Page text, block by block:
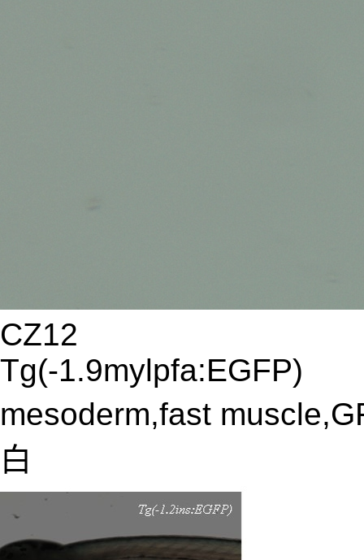
CZ12
Tg(-1.9mylpfa:EGFP)
mesoderm,fast
白